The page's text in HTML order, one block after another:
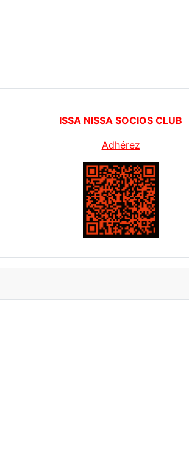
ISSA NISSA SOCIOS CLUB
Adhérez